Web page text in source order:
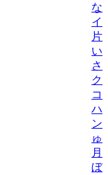
な
イ
片
い
さ
ク
コ
ハ
ン
ゅ
月
ぼ